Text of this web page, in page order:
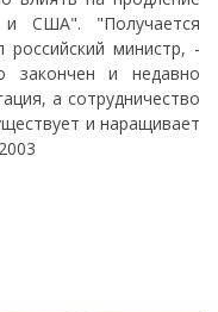
и США". "Получается
министр, -
закончен и недавно
а сотрудничество
и наращивает